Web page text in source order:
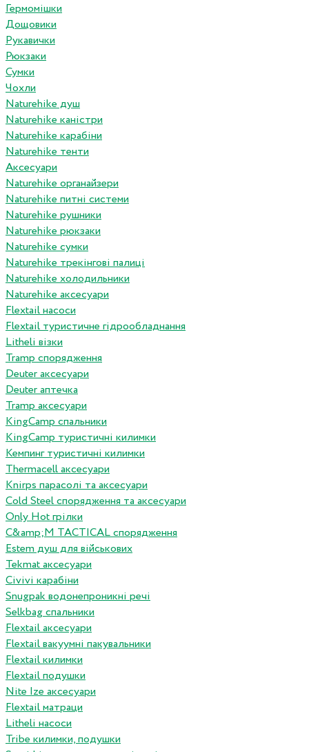
Гермомішки
Дощовики
Рукавички
Рюкзаки
Сумки
Чохли
Naturehike душ
Naturehike каністри
Naturehike карабіни
Naturehike тенти
Аксесуари
Naturehike органайзери
Naturehike питні системи
Naturehike рушники
Naturehike рюкзаки
Naturehike сумки
Naturehike трекінгові палиці
Naturehike холодильники
Naturehike аксесуари
Flextail насоси
Flextail туристичне гідрообладнання
Litheli візки
Tramp спорядження
Deuter аксесуари
Deuter аптечка
Tramp аксесуари
KingCamp спальники
KingCamp туристичні килимки
Кемпинг туристичні килимки
Thermacell аксесуари
Knirps парасолі та аксесуари
Cold Steel спорядження та аксесуари
Only Hot грілки
C&amp;M TACTICAL спорядження
Estem душ для військових
Tekmat аксесуари
Сivivi карабіни
Snugpak водонепроникні речі
Selkbag спальники
Flextail аксесуари
Flextail вакуумні пакувальники
Flextail килимки
Flextail подушки
Nite Ize аксесуари
Flextail матраци
Litheli насоси
Tribe килимки, подушки